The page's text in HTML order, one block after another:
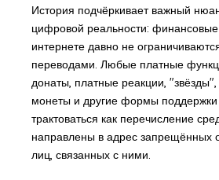
История подчёркивает важный
цифровой реальности:
интернете давно не
переводами. Любые платные
донаты, платные реакции, "звёзды",
монеты и другие формы поддержки
трактоваться как перечисление
направлены в адрес запрещённых
лиц, связанных с ними.